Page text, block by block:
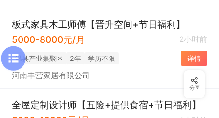
板式家具木工师傅【晋升空间+节日福利】
5000-8000元/月
2小时前
温县产业集聚区 2年 学历不限 详情
河南丰营家居有限公司
全屋定制设计师【五险+提供食宿+节日福利】
分享